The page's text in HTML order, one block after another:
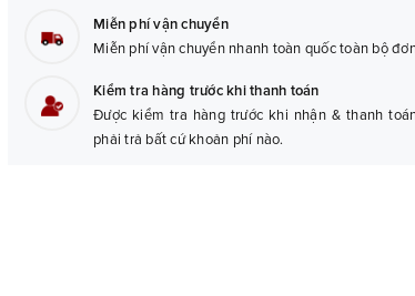
Miễn phí vận chuyển
Miễn phí vận chuyển nhanh toàn quốc toàn bộ
Kiểm tra hàng trước khi thanh toán
Được kiểm tra hàng trước khi nhận & thanh
phải trả bất cứ khoản phí nào.